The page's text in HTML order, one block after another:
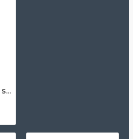
Next YE-10/24 Hybrid Sonlu ve Kaskatlı Bir Arada Gold Plus Multiswitch Uydu Santrali (130032)